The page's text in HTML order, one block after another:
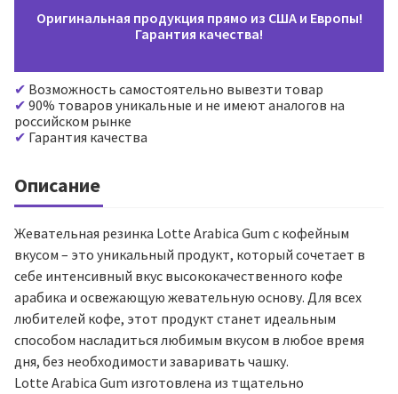
Оригинальная продукция прямо из США и Европы!
Гарантия качества!
Возможность самостоятельно вывезти товар
90% товаров уникальные и не имеют аналогов на
российском рынке
Гарантия качества
Описание
Жевательная резинка Lotte Arabica Gum с кофейным
вкусом – это уникальный продукт, который сочетает в
себе интенсивный вкус высококачественного кофе
арабика и освежающую жевательную основу. Для всех
любителей кофе, этот продукт станет идеальным
способом насладиться любимым вкусом в любое время
дня, без необходимости заваривать чашку.
Lotte Arabica Gum изготовлена из тщательно